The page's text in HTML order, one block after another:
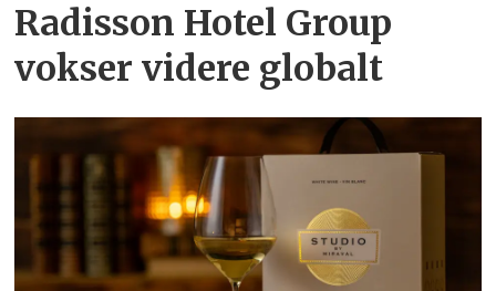
Radisson Hotel Group
vokser videre globalt